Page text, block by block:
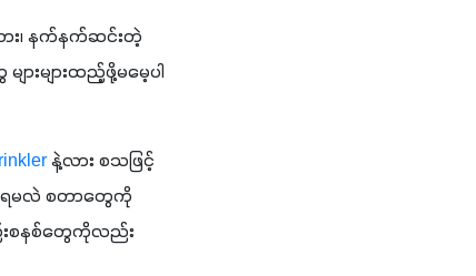
ျားများထည့်ဖို့မမေ့ပါ
နဲ့လား စသဖြင့်
ရမလဲ စတာတွေကို
းစနစ်တွေကိုလည်း